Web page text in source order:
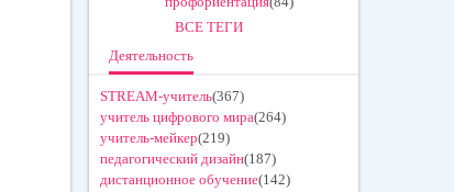
ВСЕ ТЕГИ
Деятельность
STREAM-учитель(367)
учитель цифрового мира(264)
учитель-мейкер(219)
педагогический дизайн(187)
дистанционное обучение(142)